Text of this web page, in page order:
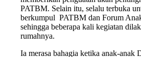
PATBM. Selain itu, selalu terbuka
berkumpul PATBM dan Forum
sehingga beberapa kali kegiatan
rumahnya.
Ia merasa bahagia ketika anak-anak